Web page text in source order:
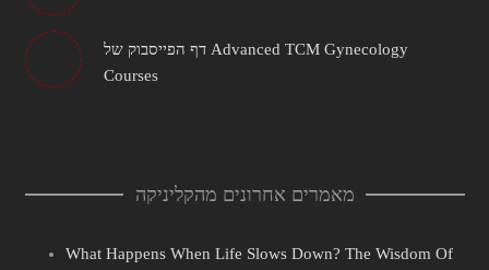
דף הפייסבוק של Advanced TCM Gynecology
Courses
מאמרים אחרונים מהקליניקה
What Happens When Life Slows Down? The Wisdom Of